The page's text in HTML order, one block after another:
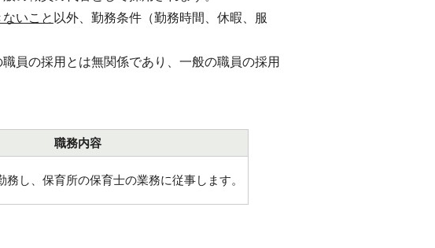
いこと 以外、勤務条件（勤務時間、休暇、服
員の採用とは無関係であり、一般の職員の採用
職務内容
務し、保育所の保育士の業務に従事します。